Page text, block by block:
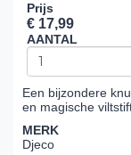
Prijs
€ 17,99
AANTAL
Een bijzondere
en magische
MERK
Djeco